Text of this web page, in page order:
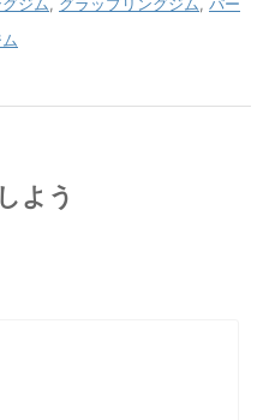
よう